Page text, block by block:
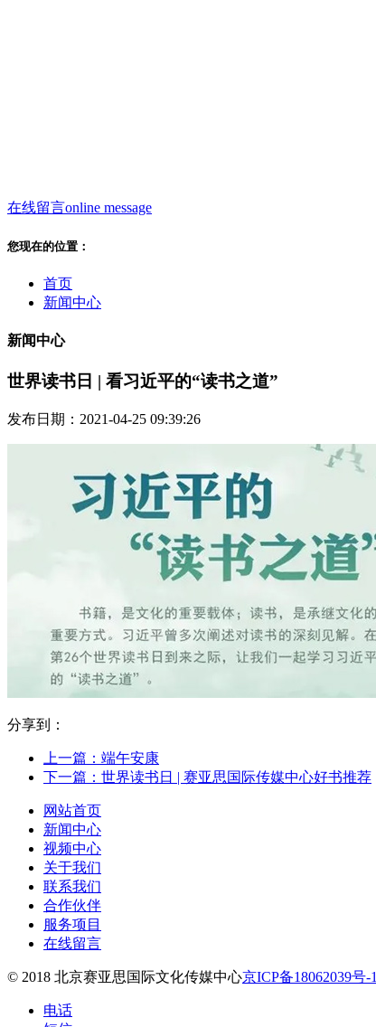
在线留言online message
您现在的位置：
首页
新闻中心
新闻中心
世界读书日 | 看习近平的“读书之道”
发布日期：2021-04-25 09:39:26
分享到：
上一篇：端午安康
下一篇：世界读书日 | 赛亚思国际传媒中心好书推荐
网站首页
新闻中心
视频中心
关于我们
联系我们
合作伙伴
服务项目
在线留言
© 2018 北京赛亚思国际文化传媒中心京ICP备18062039号-1
电话